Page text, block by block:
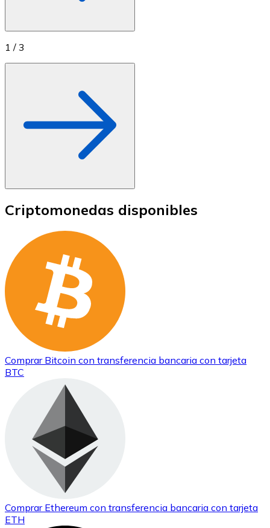
1 / 3
Criptomonedas disponibles
Comprar Bitcoin con transferencia bancaria con tarjeta
BTC
Comprar Ethereum con transferencia bancaria con tarjeta
ETH